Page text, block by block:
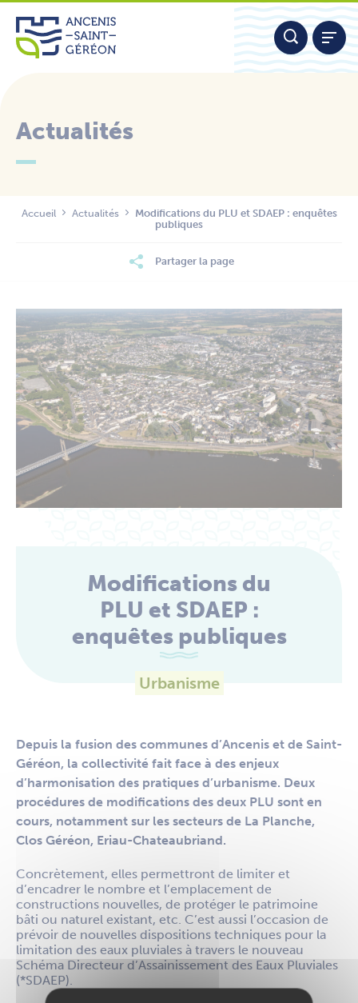
Aller
contenu
Actualités
Accueil Actualités
Modifications du PLU et SDAEP : enquêtes
publiques
Partager la page
Modifications du
PLU et SDAEP :
enquêtes publiques
Urbanisme
Depuis la fusion des communes d’Ancenis et de Saint-
Géréon, la collectivité fait face à des enjeux
d’harmonisation des pratiques d’urbanisme. Deux
procédures de modifications des deux PLU sont en
cours, notamment sur les secteurs de La Planche,
Clos Géréon, Eriau-Chateaubriand.
Concrètement, elles permettront de limiter et
d’encadrer le nombre et l’emplacement de
constructions nouvelles, de protéger le patrimoine
bâti ou naturel existant, etc. C’est aussi l’occasion de
prévoir de nouvelles dispositions techniques pour la
limitation des eaux pluviales à travers le nouveau
Schéma Directeur d’Assainissement des Eaux Pluviales
(*SDAEP).
Panneau de gestion des cookies